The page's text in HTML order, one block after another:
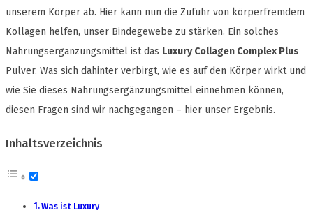
unserem Körper ab. Hier kann nun die Zufuhr von körperfremdem
Kollagen helfen, unser Bindegewebe zu stärken. Ein solches
Nahrungsergänzungsmittel ist das Luxury Collagen Complex Plus
Pulver. Was sich dahinter verbirgt, wie es auf den Körper wirkt und
wie Sie dieses Nahrungsergänzungsmittel einnehmen können,
diesen Fragen sind wir nachgegangen – hier unser Ergebnis.
Inhaltsverzeichnis
Was ist Luxury